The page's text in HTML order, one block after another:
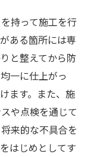
持って施工を行
ある箇所には専
と整えてから防
一に仕上がっ
ます。また、施
や点検を通じて
来的な不具合を
はじめとしてす